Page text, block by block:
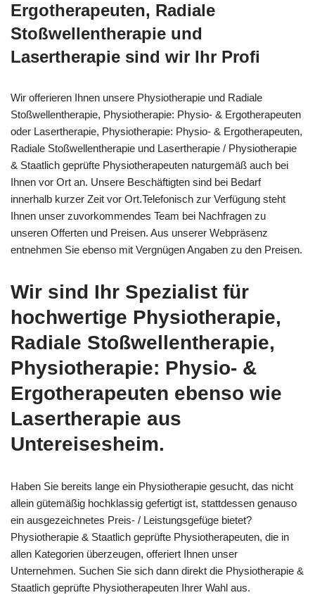
Ergotherapeuten, Radiale
Stoßwellentherapie und
Lasertherapie sind wir Ihr Profi
Wir offerieren Ihnen unsere Physiotherapie und Radiale
Stoßwellentherapie, Physiotherapie: Physio- & Ergotherapeuten
oder Lasertherapie, Physiotherapie: Physio- & Ergotherapeuten,
Radiale Stoßwellentherapie und Lasertherapie / Physiotherapie
& Staatlich geprüfte Physiotherapeuten naturgemäß auch bei
Ihnen vor Ort an. Unsere Beschäftigten sind bei Bedarf
innerhalb kurzer Zeit vor Ort.Telefonisch zur Verfügung steht
Ihnen unser zuvorkommendes Team bei Nachfragen zu
unseren Offerten und Preisen. Aus unserer Webpräsenz
entnehmen Sie ebenso mit Vergnügen Angaben zu den Preisen.
Wir sind Ihr Spezialist für
hochwertige Physiotherapie,
Radiale Stoßwellentherapie,
Physiotherapie: Physio- &
Ergotherapeuten ebenso wie
Lasertherapie aus
Untereisesheim.
Haben Sie bereits lange ein Physiotherapie gesucht, das nicht
allein gütemäßig hochklassig gefertigt ist, stattdessen genauso
ein ausgezeichnetes Preis- / Leistungsgefüge bietet?
Physiotherapie & Staatlich geprüfte Physiotherapeuten, die in
allen Kategorien überzeugen, offeriert Ihnen unser
Unternehmen. Suchen Sie sich dann direkt die Physiotherapie &
Staatlich geprüfte Physiotherapeuten Ihrer Wahl aus.